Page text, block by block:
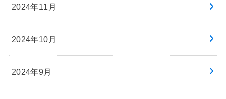
2024年11月
2024年10月
2024年9月